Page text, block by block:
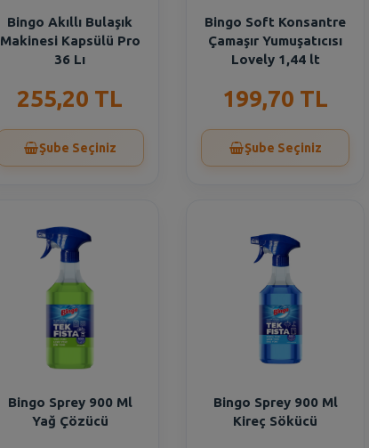
Bingo Akıllı Bulaşık
Makinesi Kapsülü Pro
36 Lı
255,20 TL
Şube Seçiniz
Bingo Soft Konsantre
Çamaşır Yumuşatıcısı
Lovely 1,44 lt
199,70 TL
Şube Seçiniz
Bingo Sprey 900 Ml
Yağ Çözücü
Bingo Sprey 900 Ml
Kireç Sökücü